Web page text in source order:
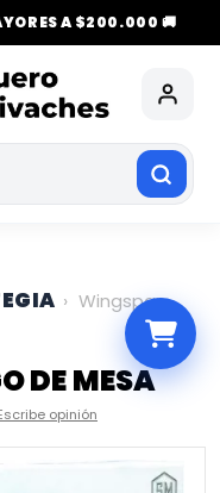
A $200.000 🚚
› Wingspan
DE MESA
opinión